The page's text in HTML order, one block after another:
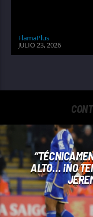
FlamaPlus
JULIO 23, 2026
ALTO… ¡NO